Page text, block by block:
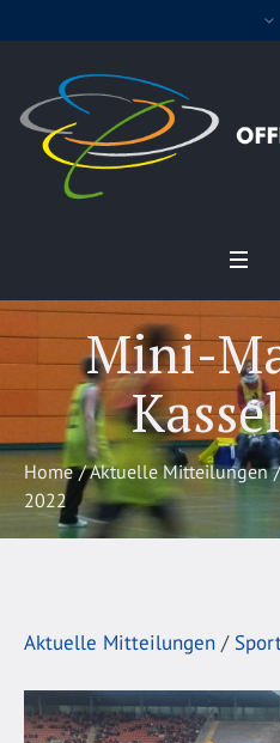
Mini-
Home /Aktuelle Mitteilungen
2022
Aktuelle Mitteilungen /